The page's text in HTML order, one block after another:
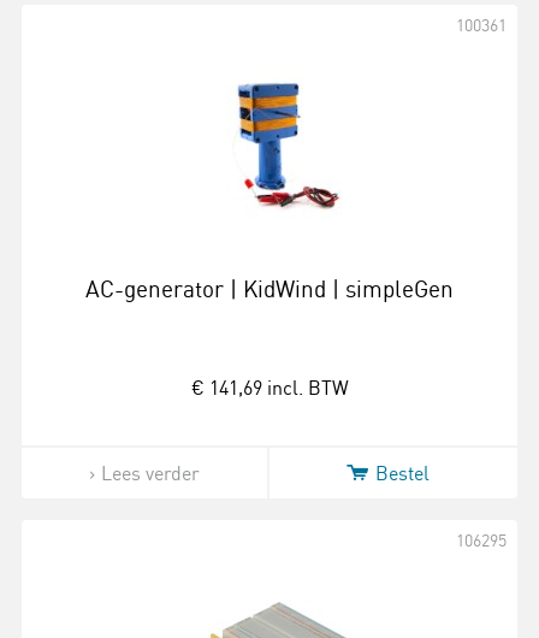
AC-generator | KidWind | simpleGen
100361
€ 141,69 incl. BTW
Lees verder Bestel
106295